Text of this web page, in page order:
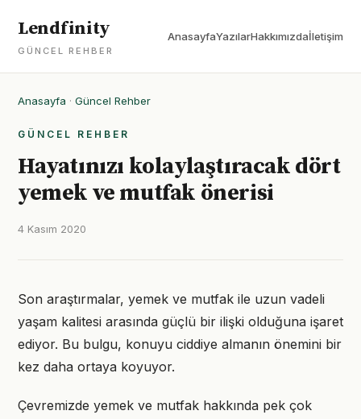
Lendfinity
GÜNCEL REHBER
AnasayfaYazılarHakkımızdaİletişim
Anasayfa · Güncel Rehber
GÜNCEL REHBER
Hayatınızı kolaylaştıracak dört
yemek ve mutfak önerisi
4 Kasım 2020
Son araştırmalar, yemek ve mutfak ile uzun vadeli
yaşam kalitesi arasında güçlü bir ilişki olduğuna işaret
ediyor. Bu bulgu, konuyu ciddiye almanın önemini bir
kez daha ortaya koyuyor.
Çevremizde yemek ve mutfak hakkında pek çok